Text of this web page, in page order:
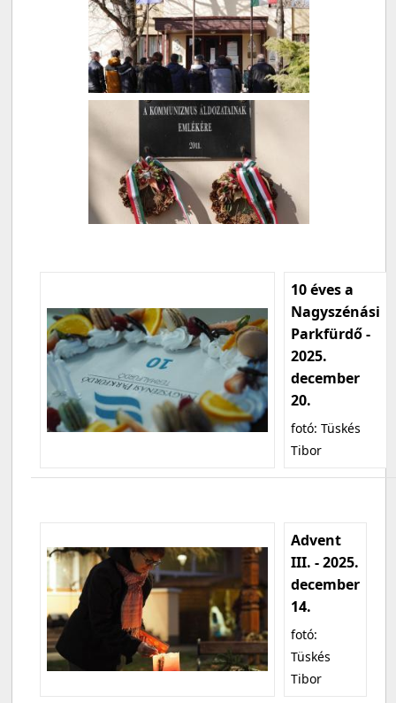
10 éves a
Nagyszénási
Parkfürdő -
2025.
december
20.
fotó: Tüskés
Tibor
Advent
III. - 2025.
december
14.
fotó:
Tüskés
Tibor